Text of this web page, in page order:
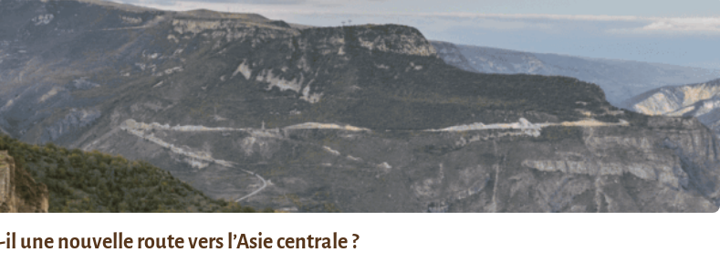
une nouvelle route vers l’Asie centrale ?